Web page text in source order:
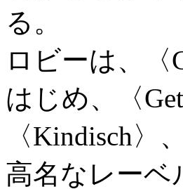
る。
ロビーは、〈
はじめ、〈
〈Kindisch〉
高名なレーベ